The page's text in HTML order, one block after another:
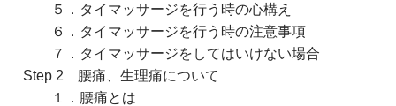
５．タイマッサージを行う時の心構え
６．タイマッサージを行う時の注意事項
７．タイマッサージをしてはいけない場合
Step 2 腰痛、生理痛について
１．腰痛とは